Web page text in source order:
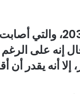
ويعوّل العمران كثيراً
إنه على